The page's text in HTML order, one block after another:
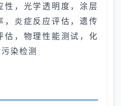
性，光学透明度，涂层
，炎症反应评估，遗传
估，物理性能测试，化
染检测